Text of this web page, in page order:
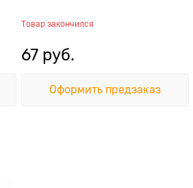
Товар закончился
67 руб.
Оформить предзаказ